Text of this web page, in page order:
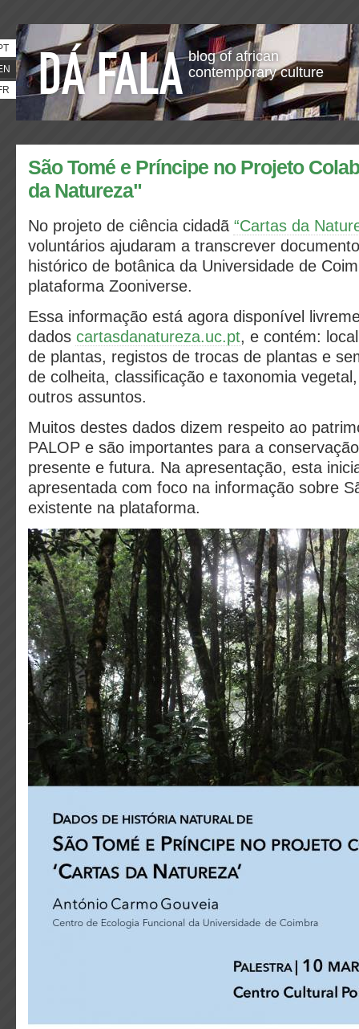
blog of african
contemporary culture
São Tomé e Príncipe no Projeto
da Natureza"
No projeto de ciência cidadã “Cartas da
voluntários ajudaram a transcrever
histórico de botânica da Universidade de
plataforma Zooniverse.
Essa informação está agora disponível
dados cartasdanatureza.uc.pt, e contém:
de plantas, registos de trocas de plantas e
de colheita, classificação e taxonomia
outros assuntos.
Muitos destes dados dizem respeito ao
PALOP e são importantes para a
presente e futura. Na apresentação, esta
apresentada com foco na informação sobre
existente na plataforma.